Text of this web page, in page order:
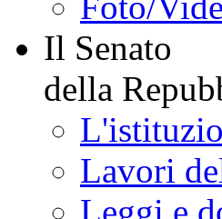
Il Senato
della
Lavori